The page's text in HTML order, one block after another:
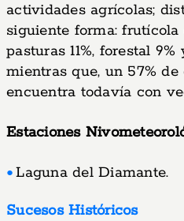
actividades agrícolas;
siguiente forma: frutícola
pasturas 11%, forestal
mientras que, un 57%
encuentra todavía con
Estaciones
Laguna del Diamante.
Sucesos Históricos